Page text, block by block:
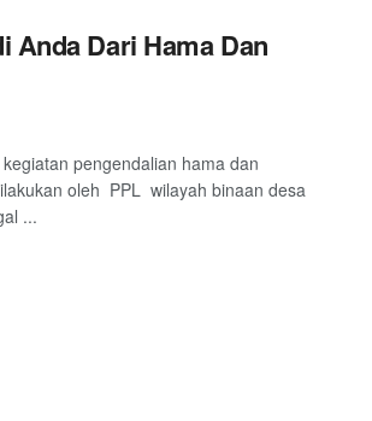
Anda Dari Hama Dan
pengendalian hama dan
oleh PPL wilayah binaan desa
...